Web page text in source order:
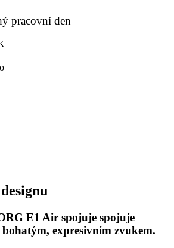
pracovní den
E1 Air spojuje spojuje
expresivním zvukem.